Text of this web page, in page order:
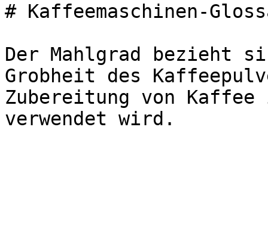
# Kaffeemaschinen-
Der Mahlgrad bezieht
Grobheit des
Zubereitung von Kaffee